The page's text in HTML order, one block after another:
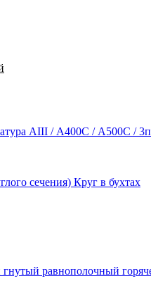
АIII / А400С / А500С /
сечения) Круг в бухтах
равнополочный